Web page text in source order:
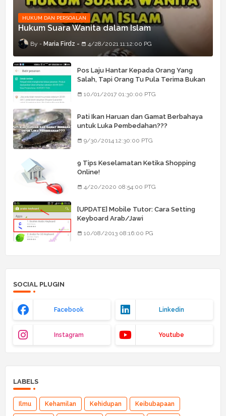
HUKUM DAN PERSOALAN
Hukum Suara Wanita dalam Islam
Maria Firdz 4/28/2021 11:12:00 PG
Pos Laju Hantar Kepada Orang Yang
Salah, Tapi Orang Tu Pula Terima Bukan
10/01/2017 01:30:00 PTG
Pati Ikan Haruan dan Gamat Berbahaya
untuk Luka Pembedahan???
9/30/2014 12:30:00 PTG
9 Tips Keselamatan Ketika Shopping
Online!
4/20/2020 08:54:00 PTG
[UPDATE] Mobile Tutor: Cara Setting
Keyboard Arab/Jawi
10/08/2013 08:16:00 PG
SOCIAL PLUGIN
Facebook Linkedin
Instagram Youtube
LABELS
Ilmu Kehamilan Kehidupan Keibubapaan